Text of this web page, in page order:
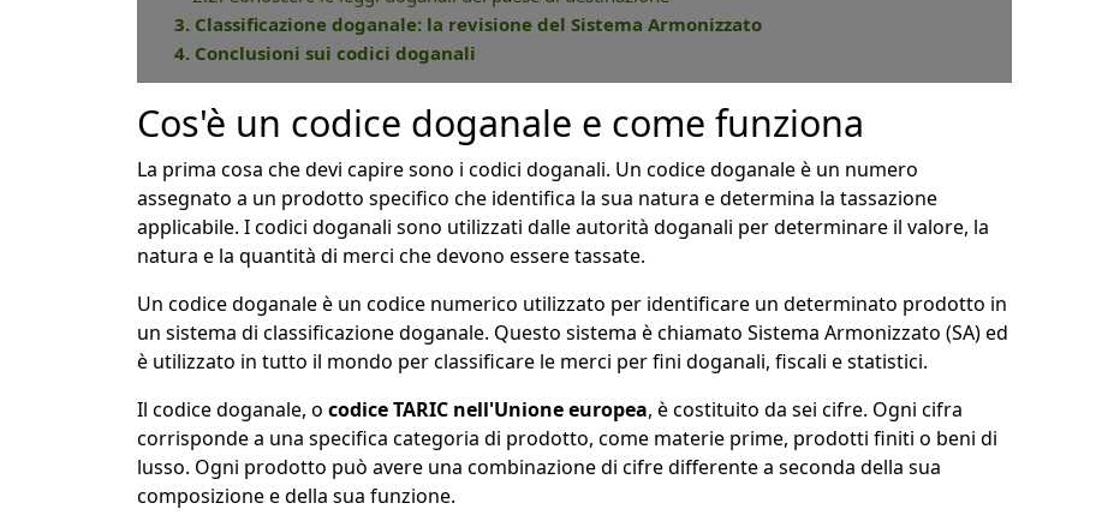
3. Classificazione doganale: la revisione del Sistema Armonizzato
4. Conclusioni sui codici doganali
Cos'è un codice doganale e come funziona
La prima cosa che devi capire sono i codici doganali. Un codice doganale è un numero
assegnato a un prodotto specifico che identifica la sua natura e determina la tassazione
applicabile. I codici doganali sono utilizzati dalle autorità doganali per determinare il valore, la
natura e la quantità di merci che devono essere tassate.
Un codice doganale è un codice numerico utilizzato per identificare un determinato prodotto in
un sistema di classificazione doganale. Questo sistema è chiamato Sistema Armonizzato (SA) ed
è utilizzato in tutto il mondo per classificare le merci per fini doganali, fiscali e statistici.
Il codice doganale, o codice TARIC nell'Unione europea, è costituito da sei cifre. Ogni cifra
corrisponde a una specifica categoria di prodotto, come materie prime, prodotti finiti o beni di
lusso. Ogni prodotto può avere una combinazione di cifre differente a seconda della sua
composizione e della sua funzione.